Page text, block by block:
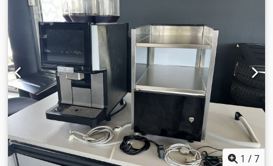
& Co GmbH (actualmente Bühler Group) ha sido uno de los
líderes mundiales en máquinas de tostado, especialmente
para fabricantes de chocolate, donde muchas Sirocco
siguen aún en producción. Fabricadas principalmente en
hierro fundido, estas robustas máquinas han resistido el
paso del tiempo y pueden considerarse herramientas de
producción eficientes cuando se modernizan con las
tecnologías actuales, como es el caso de la que ofrecemos.
Ya sea que tueste café o cacao, el sistema de aire caliente
forzado combinado con el tambor esférico del modelo
Sirocco le garantiza resultados homogéneos y le permite
evitar los defectos de tueste más comunes que suelen
aparecer cuando la llama incide directamente sobre el 1 /7